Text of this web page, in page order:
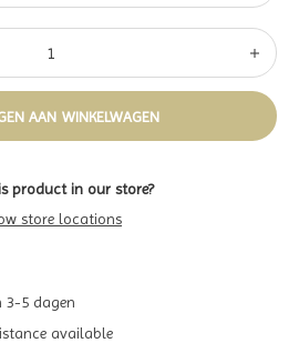
AAN WINKELWAGEN
product in our store?
store locations
3-5 dagen
available